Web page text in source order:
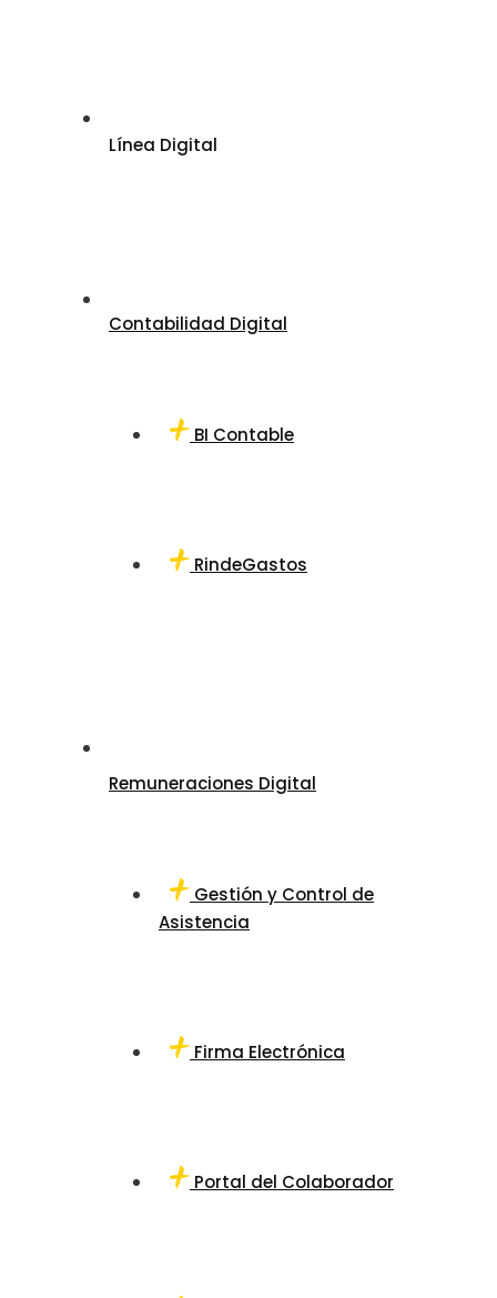
Línea Digital
Contabilidad Digital
BI Contable
RindeGastos
Remuneraciones Digital
Gestión y Control de
Asistencia
Firma Electrónica
Portal del Colaborador